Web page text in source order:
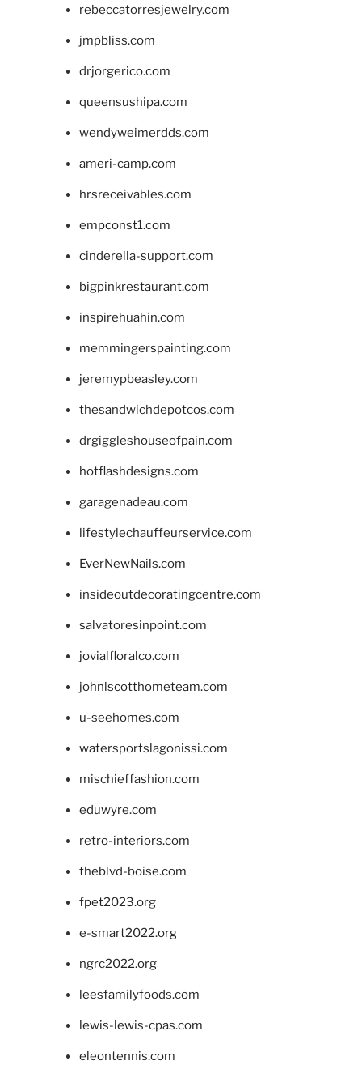
rebeccatorresjewelry.com
jmpbliss.com
drjorgerico.com
queensushipa.com
wendyweimerdds.com
ameri-camp.com
hrsreceivables.com
empconst1.com
cinderella-support.com
bigpinkrestaurant.com
inspirehuahin.com
memmingerspainting.com
jeremypbeasley.com
thesandwichdepotcos.com
drgiggleshouseofpain.com
hotflashdesigns.com
garagenadeau.com
lifestylechauffeurservice.com
EverNewNails.com
insideoutdecoratingcentre.com
salvatoresinpoint.com
jovialfloralco.com
johnlscotthometeam.com
u-seehomes.com
watersportslagonissi.com
mischieffashion.com
eduwyre.com
retro-interiors.com
theblvd-boise.com
fpet2023.org
e-smart2022.org
ngrc2022.org
leesfamilyfoods.com
lewis-lewis-cpas.com
eleontennis.com